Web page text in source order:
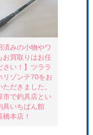
済みの小物やワ
お買取りはお任
さい！】ツララ
リゾンテ70をお
ただきました。
市で釣具店とい
具いちばん館
橋本店！